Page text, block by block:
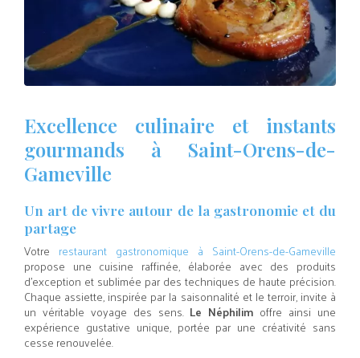
Excellence culinaire et instants
gourmands à Saint-Orens-de-
Gameville
Un art de vivre autour de la gastronomie et du
partage
Votre restaurant gastronomique à Saint-Orens-de-Gameville
propose une cuisine raffinée, élaborée avec des produits
d’exception et sublimée par des techniques de haute précision.
Chaque assiette, inspirée par la saisonnalité et le terroir, invite à
un véritable voyage des sens. Le Néphilim offre ainsi une
expérience gustative unique, portée par une créativité sans
cesse renouvelée.